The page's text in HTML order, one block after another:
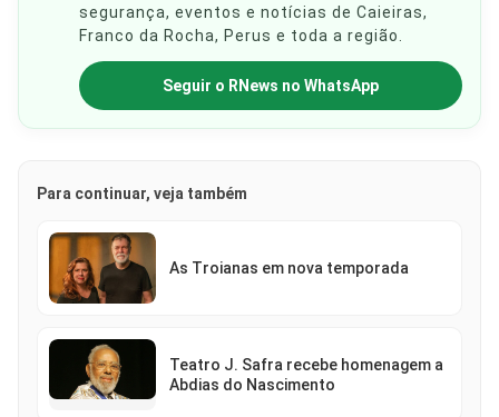
segurança, eventos e notícias de Caieiras,
Franco da Rocha, Perus e toda a região.
Seguir o RNews no WhatsApp
Para continuar, veja também
As Troianas em nova temporada
Teatro J. Safra recebe homenagem a
Abdias do Nascimento